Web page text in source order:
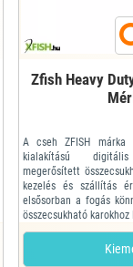
Zfish Heavy
A cseh ZFISH márka
kialakítású
megerősített
kezelés és szállítás
elsősorban a fogás
összecsukható
méretek érdekében
fix akasztófüllel és